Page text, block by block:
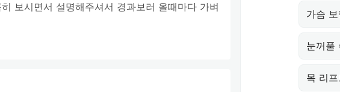
보시면서 설명해주셔서 경과보러 올때마다 가벼
가슴
눈꺼풀
목 리프